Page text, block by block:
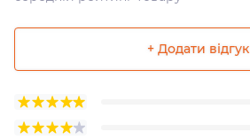
+ Додати відгук